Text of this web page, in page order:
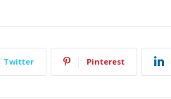
Twitter Pinterest